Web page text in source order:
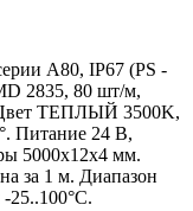
A80, IP67 (PS -
2835, 80 шт/м,
Цвет ТЕПЛЫЙ 3500K,
Питание 24 В,
5000x12x4 мм.
за 1 м. Диапазон
25..100°С.